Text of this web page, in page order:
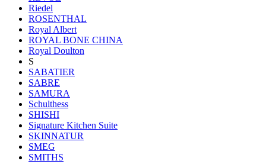
Riedel
ROSENTHAL
Royal Albert
ROYAL BONE CHINA
Royal Doulton
S
SABATIER
SABRE
SAMURA
Schulthess
SHISHI
Signature Kitchen Suite
SKINNATUR
SMEG
SMITHS